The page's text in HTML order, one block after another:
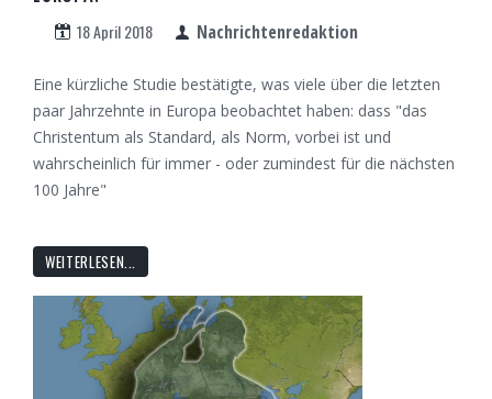
18 April 2018 Nachrichtenredaktion
Eine kürzliche Studie bestätigte, was viele über die letzten
paar Jahrzehnte in Europa beobachtet haben: dass "das
Christentum als Standard, als Norm, vorbei ist und
wahrscheinlich für immer - oder zumindest für die nächsten
100 Jahre"
WEITERLESEN...